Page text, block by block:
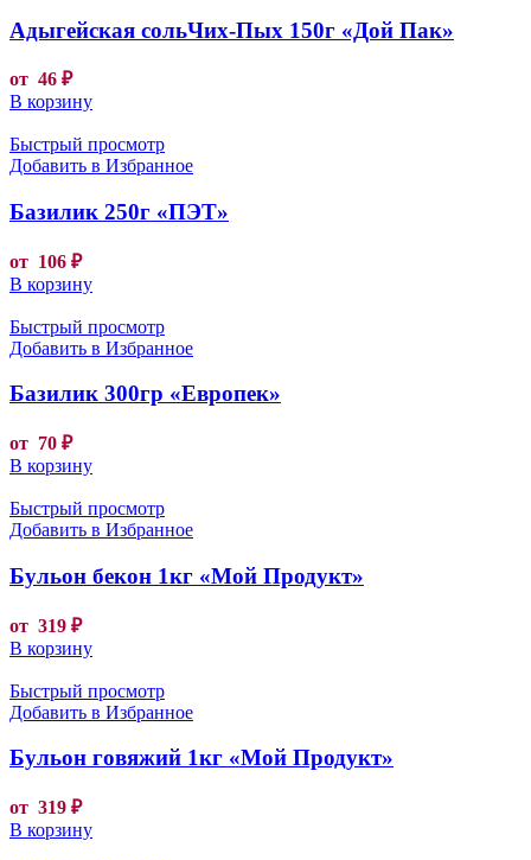
Адыгейская сольЧих-Пых 150г «Дой Пак»
от 46 ₽
В корзину
Быстрый просмотр
Добавить в Избранное
Базилик 250г «ПЭТ»
от 106 ₽
В корзину
Быстрый просмотр
Добавить в Избранное
Базилик 300гр «Европек»
от 70 ₽
В корзину
Быстрый просмотр
Добавить в Избранное
Бульон бекон 1кг «Мой Продукт»
от 319 ₽
В корзину
Быстрый просмотр
Добавить в Избранное
Бульон говяжий 1кг «Мой Продукт»
от 319 ₽
В корзину